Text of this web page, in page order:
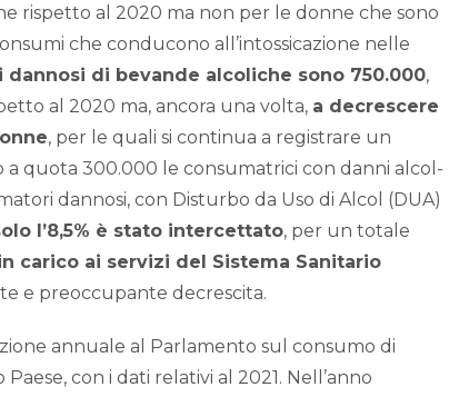
rispetto al 2020 ma non per le donne che sono
che conducono all’intossicazione nelle
dannosi di bevande alcoliche sono 750.000,
al 2020 ma, ancora una volta, a decrescere
, per le quali si continua a registrare un
quota 300.000 le consumatrici con danni alcol-
dannosi, con Disturbo da Uso di Alcol (DUA)
l’8,5% è stato intercettato, per un totale
carico ai servizi del Sistema Sanitario
e preoccupante decrescita.
annuale al Parlamento sul consumo di
con i dati relativi al 2021. Nell’anno